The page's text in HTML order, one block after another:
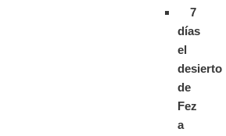
7
días
el
desierto
de
Fez
a